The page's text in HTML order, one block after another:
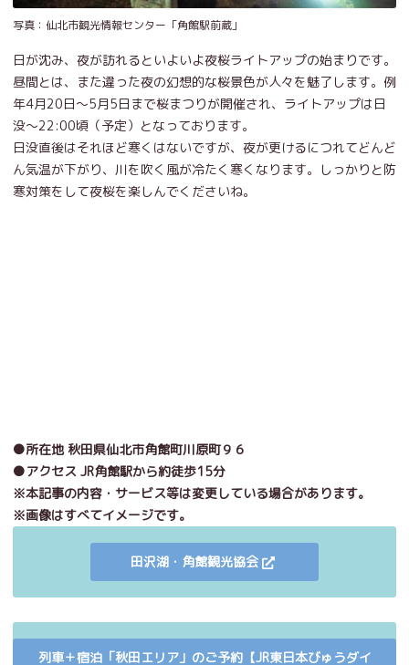
写真：仙北市観光情報センター「角館駅前蔵」
日が沈み、夜が訪れるといよいよ夜桜ライトアップの始まりです。
昼間とは、また違った夜の幻想的な桜景色が人々を魅了します。例
年4月20日～5月5日まで桜まつりが開催され、ライトアップは日
没～22:00頃（予定）となっております。
日没直後はそれほど寒くはないですが、夜が更けるにつれてどんど
ん気温が下がり、川を吹く風が冷たく寒くなります。しっかりと防
寒対策をして夜桜を楽しんでくださいね。
●所在地 秋田県仙北市角館町川原町９６
●アクセス JR角館駅から約徒歩15分
※本記事の内容・サービス等は変更している場合があります。
※画像はすべてイメージです。
田沢湖・角館観光協会
列車＋宿泊「秋田エリア」のご予約【JR東日本びゅうダイ